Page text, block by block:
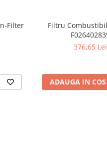
Filter
Filtru Combustibil
376,65 Lei
ADAUGA IN COS